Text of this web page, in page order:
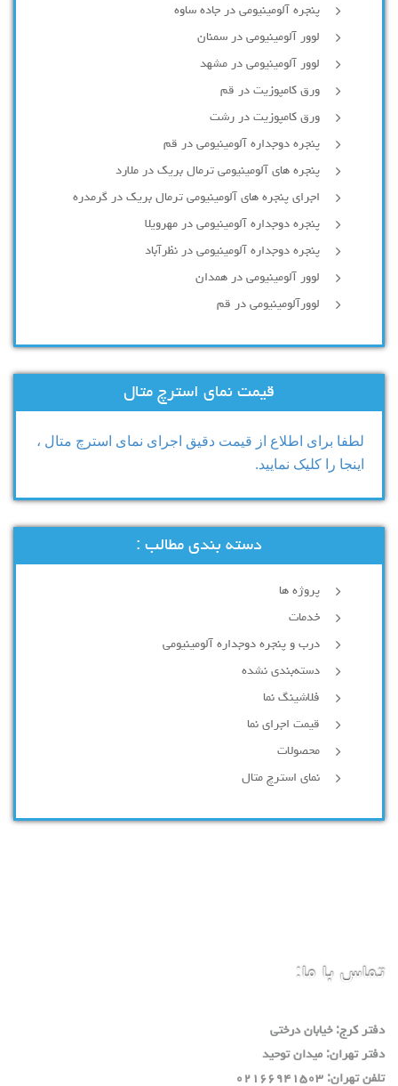
پنجره آلومینیومی در جاده ساوه
لوور آلومینیومی در سمنان
لوور آلومینیومی در مشهد
ورق کامپوزیت در قم
ورق کامپوزیت در رشت
پنجره دوجداره آلومينيومی در قم
پنجره های آلومینیومی ترمال بریک در ملارد
اجرای پنجره های آلومینیومی ترمال بریک در گرمدره
پنجره دوجداره آلومینیومی در مهرویلا
پنجره دوجداره آلومینیومی در نظرآباد
لوور آلومینیومی در همدان
لوورآلومینیومی در قم
قیمت نمای استرچ متال
لطفا برای اطلاع از قیمت دقیق اجرای نمای استرچ متال ،
اینجا را کلیک نمایید.
دسته بندی مطالب :
پروژه ها
خدمات
درب و پنجره دوجداره آلومینیومی
دسته‌بندی نشده
فلاشینگ نما
قیمت اجرای نما
محصولات
نمای استرچ متال
تماس با ما:
دفتر كرج: خيابان درختي
دفتر تهران: ميدان توحيد
تلفن تهران: ٠٢١٦٦٩٤١٥٠٣